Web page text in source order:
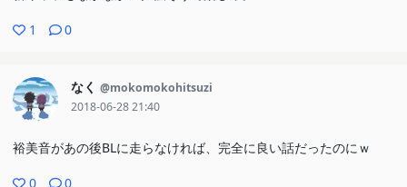
1 0
なく @mokomokohitsuzi
2018-06-28 21:40
裕美音があの後BLに走らなければ、完全に良い話だったのにｗ
0 0